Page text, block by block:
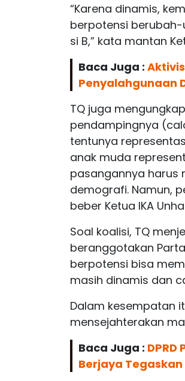
“Karena dinamis,
berpotensi berubah-
si B,” kata mantan
Baca Juga :
Penyalahgunaan
TQ juga
pendampingnya
tentunya
anak muda
pasangannya harus
demografi. Namun,
beber Ketua IKA
Soal koalisi, TQ
beranggotakan
berpotensi bisa
masih dinamis dan
Dalam kesempatan
mensejahterakan
Baca Juga :
Berjaya Tegaskan